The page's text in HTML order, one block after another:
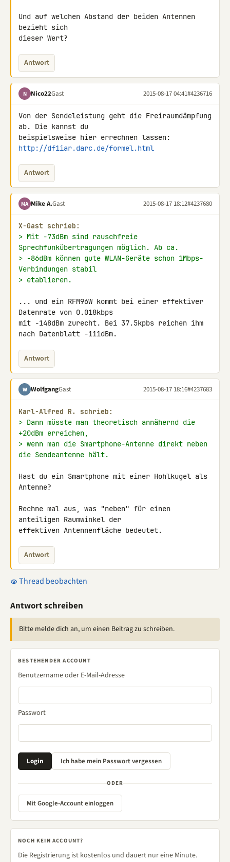
Und auf welchen Abstand der beiden Antennen
bezieht sich
dieser Wert?
Antwort
N Nico22Gast 2015-08-17 04:41#4236716
Von der Sendeleistung geht die Freiraumdämpfung
ab. Die kannst du
http://df1iar.darc.de/formel.html
Antwort
MA Mike A.Gast 2015-08-17 18:12#4237680
X-Gast schrieb:
> Mit -73dBm sind rauschfreie
Sprechfunkübertragungen möglich. Ab ca.
> -86dBm können gute WLAN-Geräte schon 1Mbps-
Verbindungen stabil
> etablieren.
... und ein RFM96W kommt bei einer effektiver
Datenrate von 0.018kbps
mit -148dBm zurecht. Bei 37.5kpbs reichen ihm
nach Datenblatt -111dBm.
Antwort
W WolfgangGast 2015-08-17 18:16#4237683
Karl-Alfred R. schrieb:
> Dann müsste man theoretisch annähernd die
+20dBm erreichen,
> wenn man die Smartphone-Antenne direkt neben
die Sendeantenne hält.
Hast du ein Smartphone mit einer Hohlkugel als
Antenne?
Rechne mal aus, was "neben" für einen
anteiligen Raumwinkel der
effektiven Antennenfläche bedeutet.
Antwort
Thread beobachten
Antwort schreiben
Bitte melde dich an, um einen Beitrag zu schreiben.
BESTEHENDER ACCOUNT
Benutzername oder E-Mail-Adresse
Passwort
ODER
Mit Google-Account einloggen
NOCH KEIN ACCOUNT?
Die Registrierung ist kostenlos und dauert nur eine Minute.